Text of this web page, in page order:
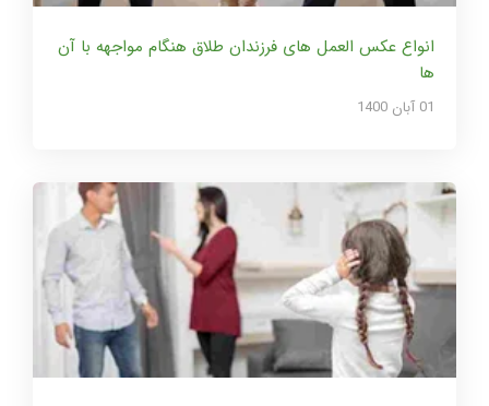
انواع عکس العمل های فرزندان طلاق هنگام مواجهه با آن
ها
01 آبان 1400